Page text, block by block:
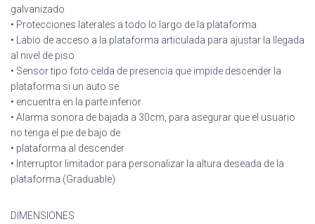
galvanizado
• Protecciones laterales a todo lo largo de la plataforma
• Labio de acceso a la plataforma articulada para ajustar la llegada
al nivel de piso
• Sensor tipo foto celda de presencia que impide descender la
plataforma si un auto se
• encuentra en la parte inferior
• Alarma sonora de bajada a 30cm, para asegurar que el usuario
no tenga el pie de bajo de
• plataforma al descender
• Interruptor limitador para personalizar la altura deseada de la
plataforma (Graduable)
DIMENSIONES